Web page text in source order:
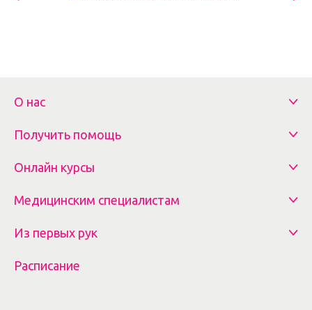
О нас
Получить помощь
Онлайн курсы
Медицинским специалистам
Из первых рук
Расписание